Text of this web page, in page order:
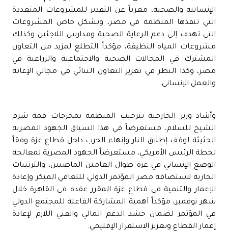
الإنسانية والصحية، معرباً عن التقدير للمشروعات المتعددة
التي تنفذها المنظمة في مصر، وبشكل خاص المشروعات
التي تهدف إلى دعم الرعاية الصحية ومدارس اللاجئين وكذلك
مشروعات المياه النظيفة، مؤكداً التطلع لمزيد من التعاون
المشترك في المجالات الصحية والاجتماعية والزراعية في
مصر، وكذا النظر في تعزيز التعاون الثنائي في مجالي الإغاثة
والعمل الإنساني.
وأشاد وزير الخارجية بترحيب المنظمة بمخرجات قمة شرم
الشيخ للسلام، مستعرضاً في هذا السياق الجهود المصرية
الحثيثة لوقف إطلاق النار وإنهاء الحرب داخل قطاع غزة وفقاً
لخطة الرئيس الأمريكي، مستعرضاً الجهود المصرية لمعالجة
الوضع الإنساني في غزة طوال العامين الماضيين، والترتيبات
الجارية لاستضافة مصر المؤتمر الدولي للتعافي المبكر وإعادة
الإعمار والتنمية في قطاع غزة المقرر عقده في القاهرة خلال
شهر نوفمبر، مؤكداً أهمية المشاركة الفاعلة للمجتمع الدولي
في المؤتمر لضمان حشد الدعم المالي والفني اللازم لإعادة
إعمار القطاع وتعزيز الاستقرار الإقليمي.